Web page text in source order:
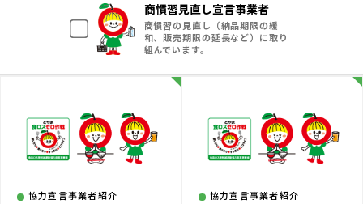
商慣習見直し宣言事業者
商慣習の見直し（納品期限の緩
和、販売期限の延長など）に取り
組んでいます。
協力宣言事業者紹介 協力宣言事業者紹介